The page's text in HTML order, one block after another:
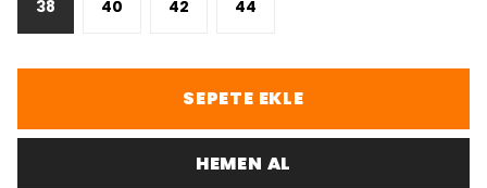
38 40 42 44
SEPETE EKLE
HEMEN AL